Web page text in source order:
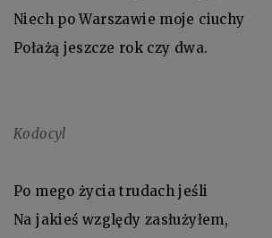
Niech po Warszawie moje ciuchy
Połażą jeszcze rok czy dwa.
Kodocyl
Po mego życia trudach jeśli
Na jakieś względy zasłużyłem,